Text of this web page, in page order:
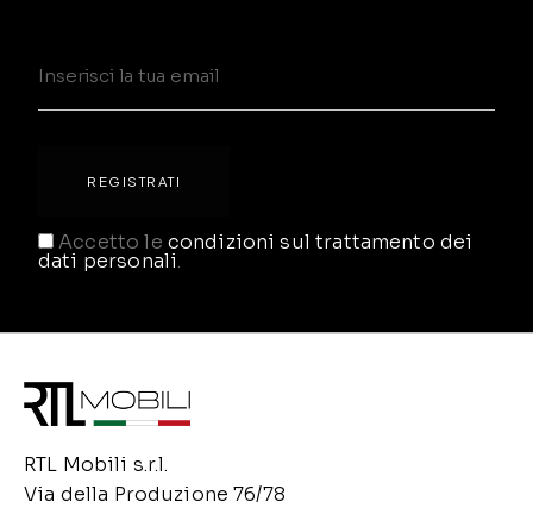
Accetto le condizioni sul trattamento dei
dati personali.
RTL Mobili s.r.l.
Via della Produzione 76/78